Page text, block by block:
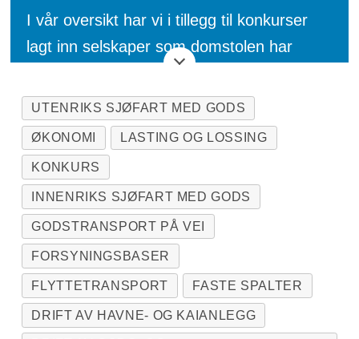
I vår oversikt har vi i tillegg til konkurser
lagt inn selskaper som domstolen har
skaltvangsoppløseseller
tvangsavvikles.
Rent juridisk er ikke en konkurs og en
tvangsoppløsning det samme.
I en ordinær konkurs er selskapet
insolvent og har dermed ikke midler til å
overholde sine økonomiske forpliktelser.
Et bostyre går da inn og tar kontroll
UTENRIKS SJØFART MED GODS
ØKONOMI LASTING OG LOSSING
KONKURS
INNENRIKS SJØFART MED GODS
GODSTRANSPORT PÅ VEI
FORSYNINGSBASER
FLYTTETRANSPORT FASTE SPALTER
DRIFT AV HAVNE- OG KAIANLEGG